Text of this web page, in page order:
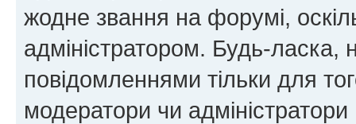
жодне звання на форумі,
адміністратором. Будь-
повідомленнями тільки для
модератори чи